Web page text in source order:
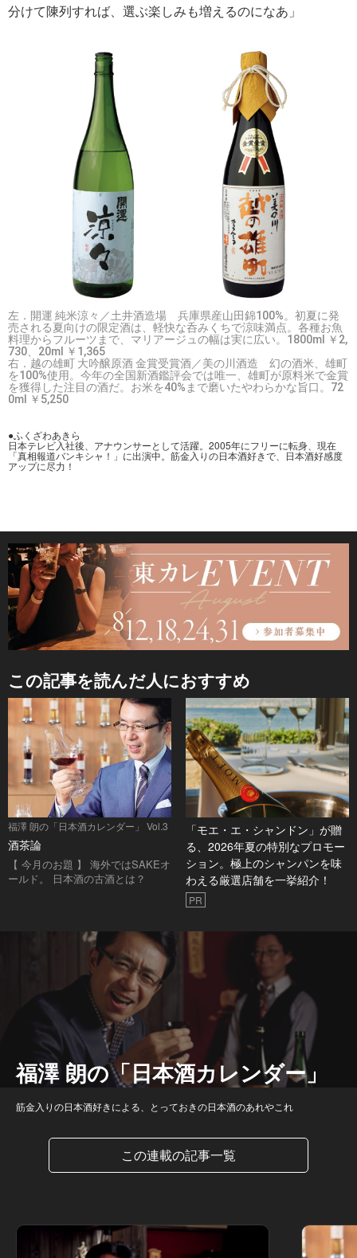
分けて陳列すれば、選ぶ楽しみも増えるのになあ」
左．開運 純米涼々／土井酒造場 兵庫県産山田錦100%。初夏に発
売される夏向けの限定酒は、軽快な呑みくちで涼味満点。各種お魚
料理からフルーツまで、マリアージュの幅は実に広い。1800ml ￥2,
730、20ml ￥1,365
右．越の雄町 大吟醸原酒 金賞受賞酒／美の川酒造 幻の酒米、雄町
を100%使用。今年の全国新酒鑑評会では唯一、雄町が原料米で金賞
を獲得した注目の酒だ。お米を40%まで磨いたやわらかな旨口。72
0ml ￥5,250
●ふくざわあきら
日本テレビ入社後、アナウンサーとして活躍。2005年にフリーに転身、現在
「真相報道バンキシャ！」に出演中。筋金入りの日本酒好きで、日本酒好感度
アップに尽力！
この記事を読んだ人におすすめ
福澤 朗の「日本酒カレンダー」 Vol.3
酒茶論
【 今月のお題 】 海外ではSAKEオ
ールド。 日本酒の古酒とは？
「モエ・エ・シャンドン」が贈
る、2026年夏の特別なプロモー
ション。極上のシャンパンを味
わえる厳選店舗を一挙紹介！
PR
福澤 朗の「日本酒カレンダー」
筋金入りの日本酒好きによる、とっておきの日本酒のあれやこれ
この連載の記事一覧